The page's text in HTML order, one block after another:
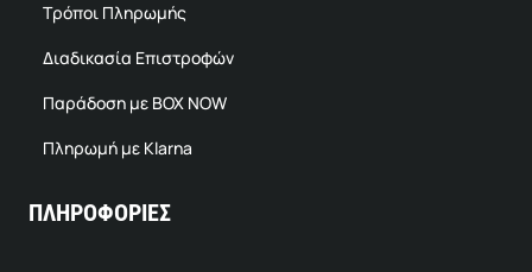
Τρόποι Πληρωμής
Διαδικασία Επιστροφών
Παράδοση με BOX NOW
Πληρωμή με Klarna
ΠΛΗΡΟΦΟΡΙΕΣ